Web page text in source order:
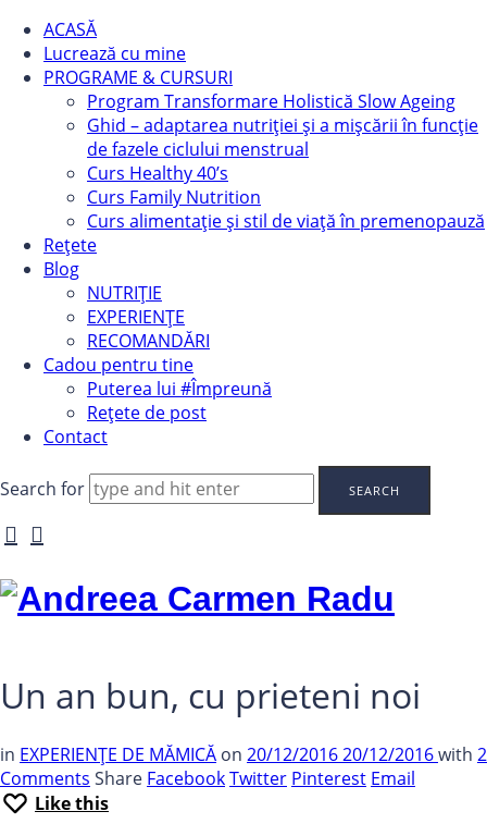
ACASĂ
Lucrează cu mine
PROGRAME & CURSURI
Program Transformare Holistică Slow Ageing
Ghid – adaptarea nutriției și a mișcării în funcție
de fazele ciclului menstrual
Curs Healthy 40’s
Curs Family Nutrition
Curs alimentație și stil de viață în premenopauză
Rețete
Blog
NUTRIȚIE
EXPERIENȚE
RECOMANDĂRI
Cadou pentru tine
Puterea lui #Împreună
Rețete de post
Contact
Search for
Andreea
Radu
Un an bun, cu prieteni noi
in EXPERIENȚE DE MĂMICĂ on 20/12/201620/12/2016with 2
Comments Share FacebookTwitter Pinterest Email
Like this